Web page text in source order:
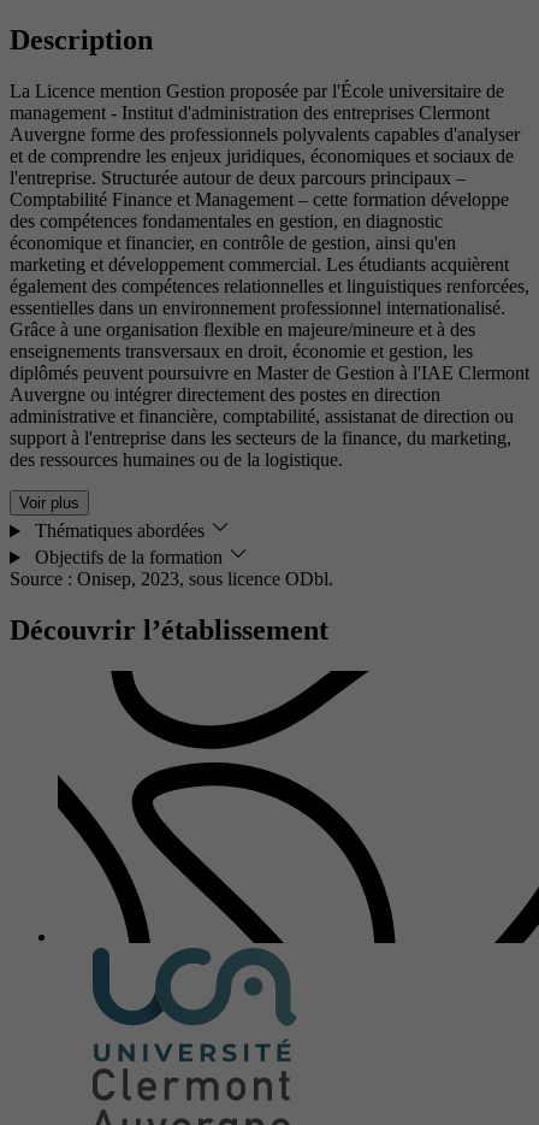
Description
La Licence mention Gestion proposée par l'École universitaire de
management - Institut d'administration des entreprises Clermont
Auvergne forme des professionnels polyvalents capables d'analyser
et de comprendre les enjeux juridiques, économiques et sociaux de
l'entreprise. Structurée autour de deux parcours principaux –
Comptabilité Finance et Management – cette formation développe
des compétences fondamentales en gestion, en diagnostic
économique et financier, en contrôle de gestion, ainsi qu'en
marketing et développement commercial. Les étudiants acquièrent
également des compétences relationnelles et linguistiques renforcées,
essentielles dans un environnement professionnel internationalisé.
Grâce à une organisation flexible en majeure/mineure et à des
enseignements transversaux en droit, économie et gestion, les
diplômés peuvent poursuivre en Master de Gestion à l'IAE Clermont
Auvergne ou intégrer directement des postes en direction
administrative et financière, comptabilité, assistanat de direction ou
support à l'entreprise dans les secteurs de la finance, du marketing,
des ressources humaines ou de la logistique.
Voir plus
Thématiques abordées
Objectifs de la formation
Source : Onisep, 2023, sous licence ODbl.
Découvrir l’établissement